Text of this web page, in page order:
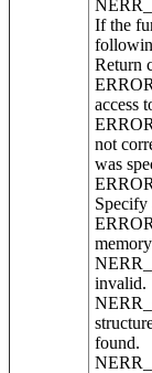
If the
Return
access
not
was
Specify
invalid.
found.